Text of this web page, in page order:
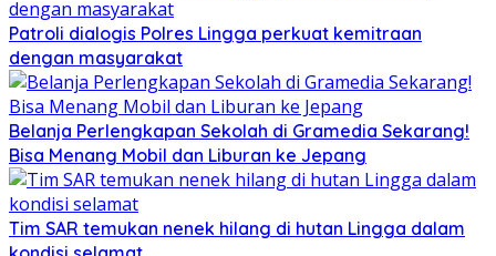
Patroli dialogis Polres Lingga perkuat kemitraan
dengan masyarakat
Belanja Perlengkapan Sekolah di Gramedia Sekarang!
Bisa Menang Mobil dan Liburan ke Jepang
Tim SAR temukan nenek hilang di hutan Lingga dalam